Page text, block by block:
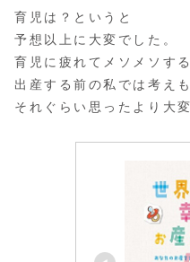
育児は？というと
予想以上に大変でした。
育児に疲れてメソメソす
出産する前の私では考え
それぐらい思ったより大